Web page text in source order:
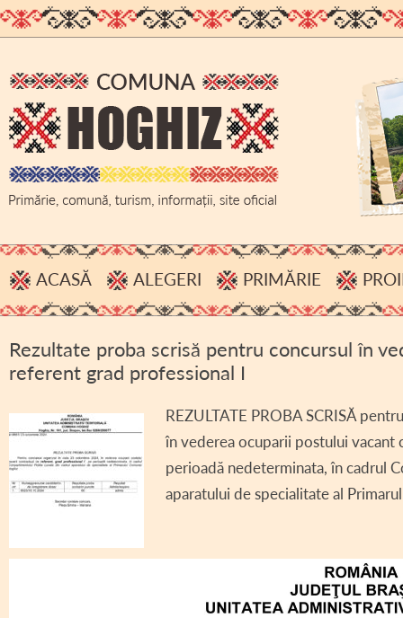
ACASĂ ALEGERI
PROCESE VERBALE, INFORMĂRI
HOTĂRÂRI B.E.C.
PRIMĂRIE
ADMINISTRAȚIE
BUGET
DECLARAȚII DE
DECLARAȚII DE
CONSILIUL LOCAL
ASISTENȚĂ
COMITET LOCAL
Rezultate proba scrisă pentru concursul în
referent grad professional I
REZULTATE PROBA SCRISĂ
în vederea ocuparii postului
perioadă nedeterminata, în cadrul
aparatului de specialitate al